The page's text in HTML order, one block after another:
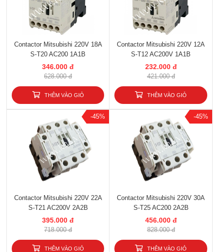
Contactor Mitsubishi 220V 18A
S-T20 AC200 1A1B
346.000 đ
628.000 đ
THÊM VÀO GIỎ
Contactor Mitsubishi 220V 12A
S-T12 AC200V 1A1B
232.000 đ
421.000 đ
THÊM VÀO GIỎ
-45%
Contactor Mitsubishi 220V 22A
S-T21 AC200V 2A2B
395.000 đ
718.000 đ
THÊM VÀO GIỎ
-45%
Contactor Mitsubishi 220V 30A
S-T25 AC200 2A2B
456.000 đ
828.000 đ
THÊM VÀO GIỎ